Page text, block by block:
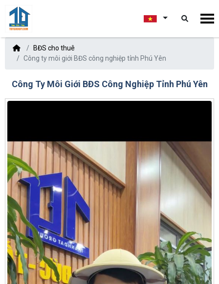
BĐS cho thuê
Công ty môi giới BĐS công nghiệp tỉnh Phú Yên
Công Ty Môi Giới BĐS Công Nghiệp Tỉnh Phú Yên